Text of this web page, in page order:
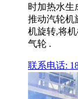
时加热水生
推动汽轮机
机旋转,将
气轮 .
联系电话: